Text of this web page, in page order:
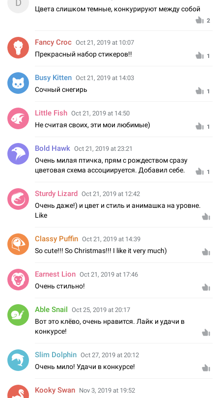
Цвета слишком темные, конкурируют между собой
2
Fancy Croc Oct 21, 2019 at 10:07
Прекрасный набор стикеров!! 1
Busy Kitten Oct 21, 2019 at 14:03
Сочный снегирь 1
Little Fish Oct 21, 2019 at 14:50
Не считая своих, эти мои любимые) 1
Bold Hawk Oct 21, 2019 at 23:21
Очень милая птичка, прям с рождеством сразу
цветовая схема ассоциируется. Добавил себе.
1
Sturdy Lizard Oct 21, 2019 at 12:42
Очень даже!) и цвет и стиль и анимашка на уровне.
Like
Classy Puffin Oct 21, 2019 at 14:39
So cute!!! So Christmas!!! I like it very much)
Earnest Lion Oct 21, 2019 at 17:46
Очень стильно!
Able Snail Oct 25, 2019 at 20:17
Вот это клёво, очень нравится. Лайк и удачи в
конкурсе!
Slim Dolphin Oct 27, 2019 at 20:12
Очень мило! Удачи в конкурсе!
Kooky Swan Nov 3, 2019 at 19:52